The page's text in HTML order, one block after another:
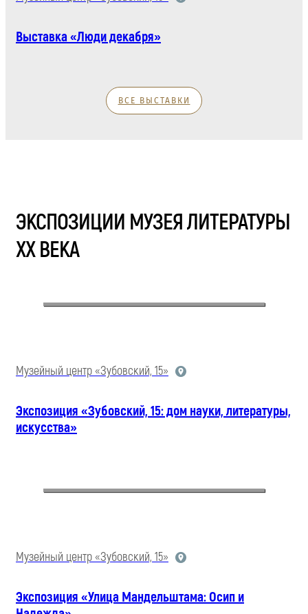
Выставка «Люди декабря»
ВСЕ ВЫСТАВКИ
ЭКСПОЗИЦИИ МУЗЕЯ ЛИТЕРАТУРЫ
XX ВЕКА
Музейный центр «Зубовский, 15»
Экспозиция «Зубовский, 15: дом науки, литературы,
искусства»
Музейный центр «Зубовский, 15»
Экспозиция «Улица Мандельштама: Осип и